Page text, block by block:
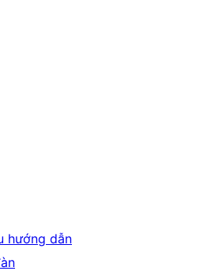
hướng dẫn